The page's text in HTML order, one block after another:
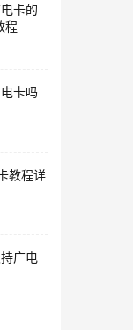
卡的
程
卡吗
教程详
广电